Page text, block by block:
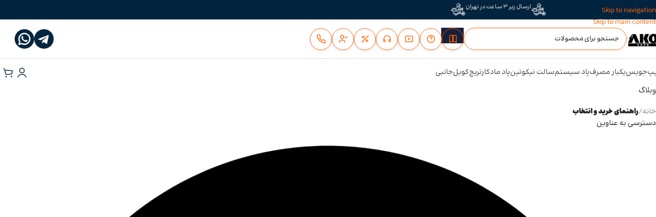
Skip to navigation
Skip to main content
ارسال زیر 3 ساعت در تهران
جویسیکبار مصرفپاد سیستمسالت نیکوتینپاد مادکارتریجکویلجانبی
وبلاگ
خانه/راهنمای خرید و انتخاب
دسترسی به عناوین